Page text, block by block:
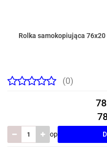
Rolka samokopiująca
(0)
op